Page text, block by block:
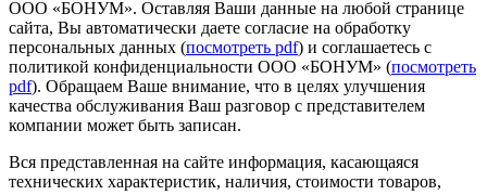
ООО «БОНУМ». Оставляя Ваши данные на любой странице
сайта, Вы автоматически даете согласие на обработку
персональных данных (посмотреть pdf) и соглашаетесь с
политикой конфиденциальности ООО «БОНУМ» (посмотреть
pdf). Обращаем Ваше внимание, что в целях улучшения
качества обслуживания Ваш разговор с представителем
компании может быть записан.
Вся представленная на сайте информация, касающаяся
технических характеристик, наличия, стоимости товаров,